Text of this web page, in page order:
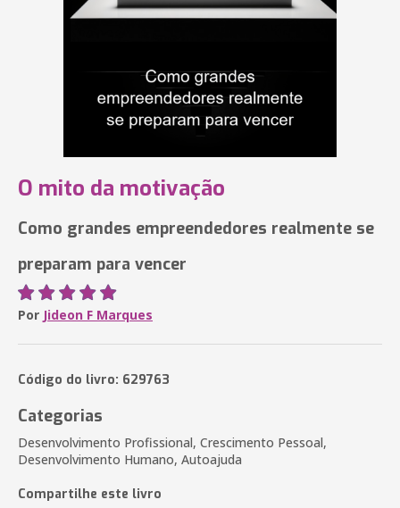
O mito da motivação
Como grandes empreendedores realmente se
preparam para vencer
Por Jideon F Marques
Código do livro: 629763
Categorias
Desenvolvimento Profissional, Crescimento Pessoal,
Desenvolvimento Humano, Autoajuda
Compartilhe este livro